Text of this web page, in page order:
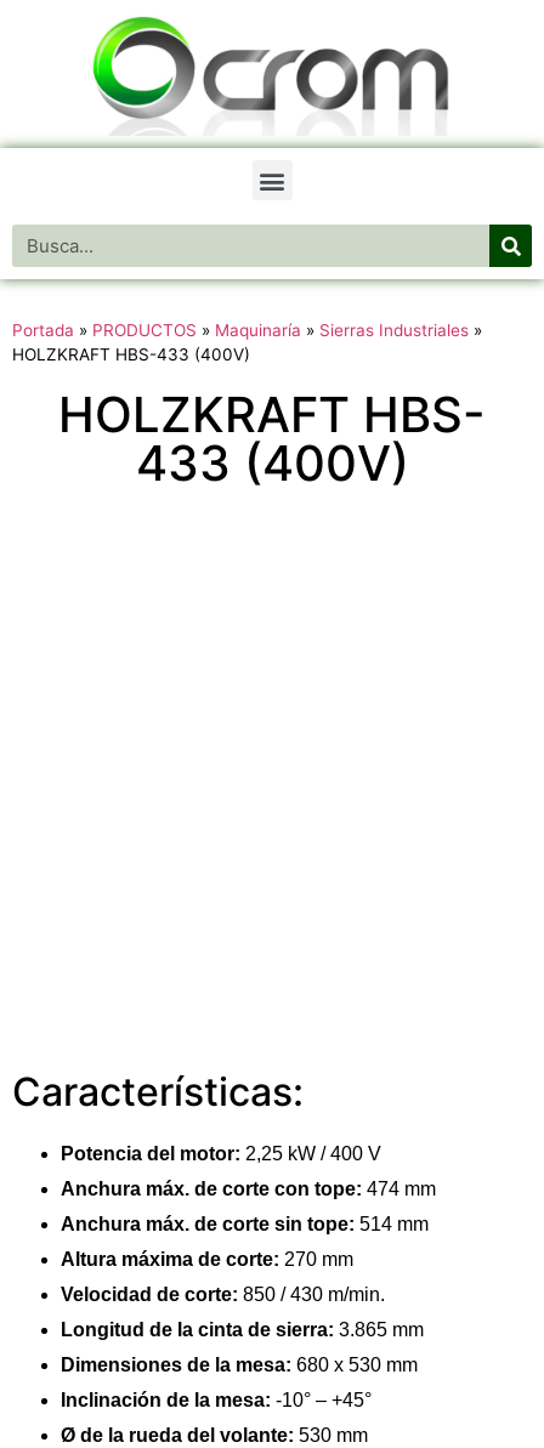
Portada » PRODUCTOS » Maquinaría » Sierras Industriales »
HOLZKRAFT HBS-433 (400V)
HOLZKRAFT HBS-
433 (400V)
Características:
Potencia del motor: 2,25 kW / 400 V
Anchura máx. de corte con tope: 474 mm
Anchura máx. de corte sin tope: 514 mm
Altura máxima de corte: 270 mm
Velocidad de corte: 850 / 430 m/min.
Longitud de la cinta de sierra: 3.865 mm
Dimensiones de la mesa: 680 x 530 mm
Inclinación de la mesa: -10° – +45°
Ø de la rueda del volante: 530 mm